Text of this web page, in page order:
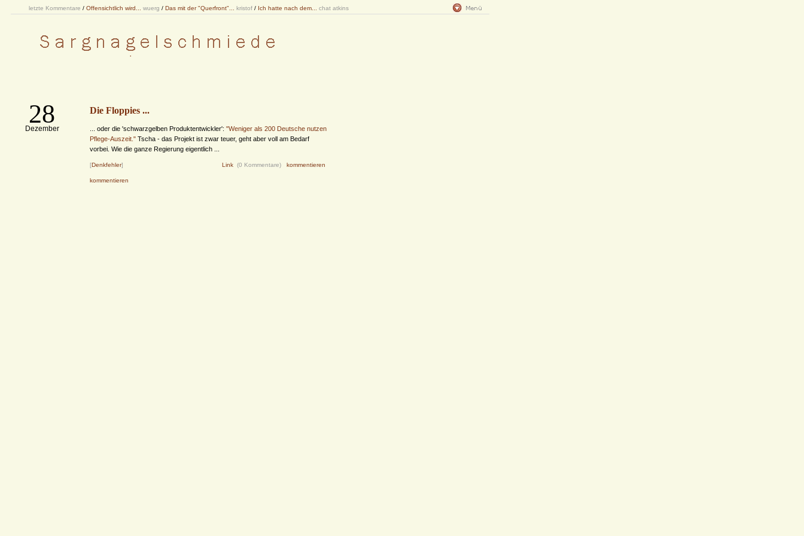
letzte Kommentare / Offensichtlich wird... wuerg / Das mit der "Querfront"... kristof / Ich hatte nach dem... chat atkins
28
Dezember
Die Floppies ...
... oder die 'schwarzgelben Produktentwickler': "Weniger als 200 Deutsche nutzen
Pflege-Auszeit." Tscha - das Projekt ist zwar teuer, geht aber voll am Bedarf
vorbei. Wie die ganze Regierung eigentlich ...
[Denkfehler] Link (0 Kommentare) kommentieren
kommentieren